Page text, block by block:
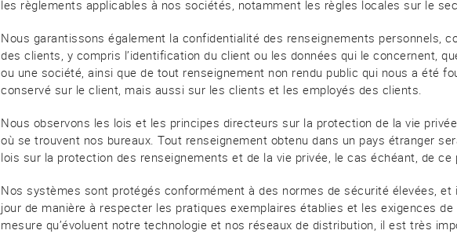
les règlements applicables à nos sociétés, notamment les règles locales sur le
Nous garantissons également la confidentialité des renseignements personnels,
des clients, y compris l’identification du client ou les données qui le concernent,
ou une société, ainsi que de tout renseignement non rendu public qui nous a été
conservé sur le client, mais aussi sur les clients et les employés des clients.
Nous observons les lois et les principes directeurs sur la protection de la vie
où se trouvent nos bureaux. Tout renseignement obtenu dans un pays étranger
lois sur la protection des renseignements et de la vie privée, le cas échéant, de ce
Nos systèmes sont protégés conformément à des normes de sécurité élevées, et
jour de manière à respecter les pratiques exemplaires établies et les exigences
mesure qu’évoluent notre technologie et nos réseaux de distribution, il est très